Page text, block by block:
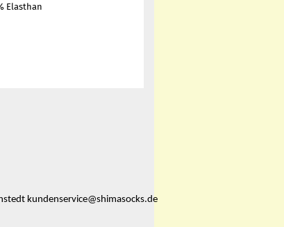
Elasthan
kundenservice@shimasocks.de